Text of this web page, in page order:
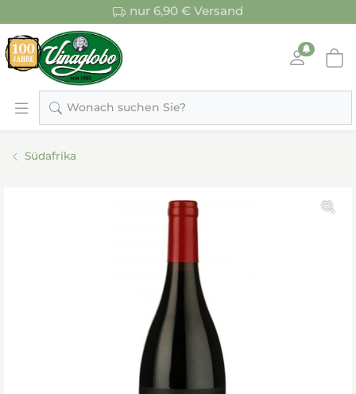
nur 6,90 € Versand
Wonach suchen Sie?
Südafrika